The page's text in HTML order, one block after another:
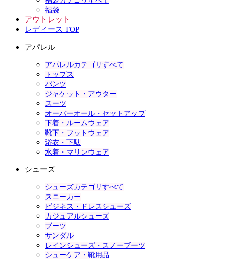
福袋
アウトレット
レディース TOP
アパレル
アパレルカテゴリすべて
トップス
パンツ
ジャケット・アウター
スーツ
オーバーオール・セットアップ
下着・ルームウェア
靴下・フットウェア
浴衣・下駄
水着・マリンウェア
シューズ
シューズカテゴリすべて
スニーカー
ビジネス・ドレスシューズ
カジュアルシューズ
ブーツ
サンダル
レインシューズ・スノーブーツ
シューケア・靴用品